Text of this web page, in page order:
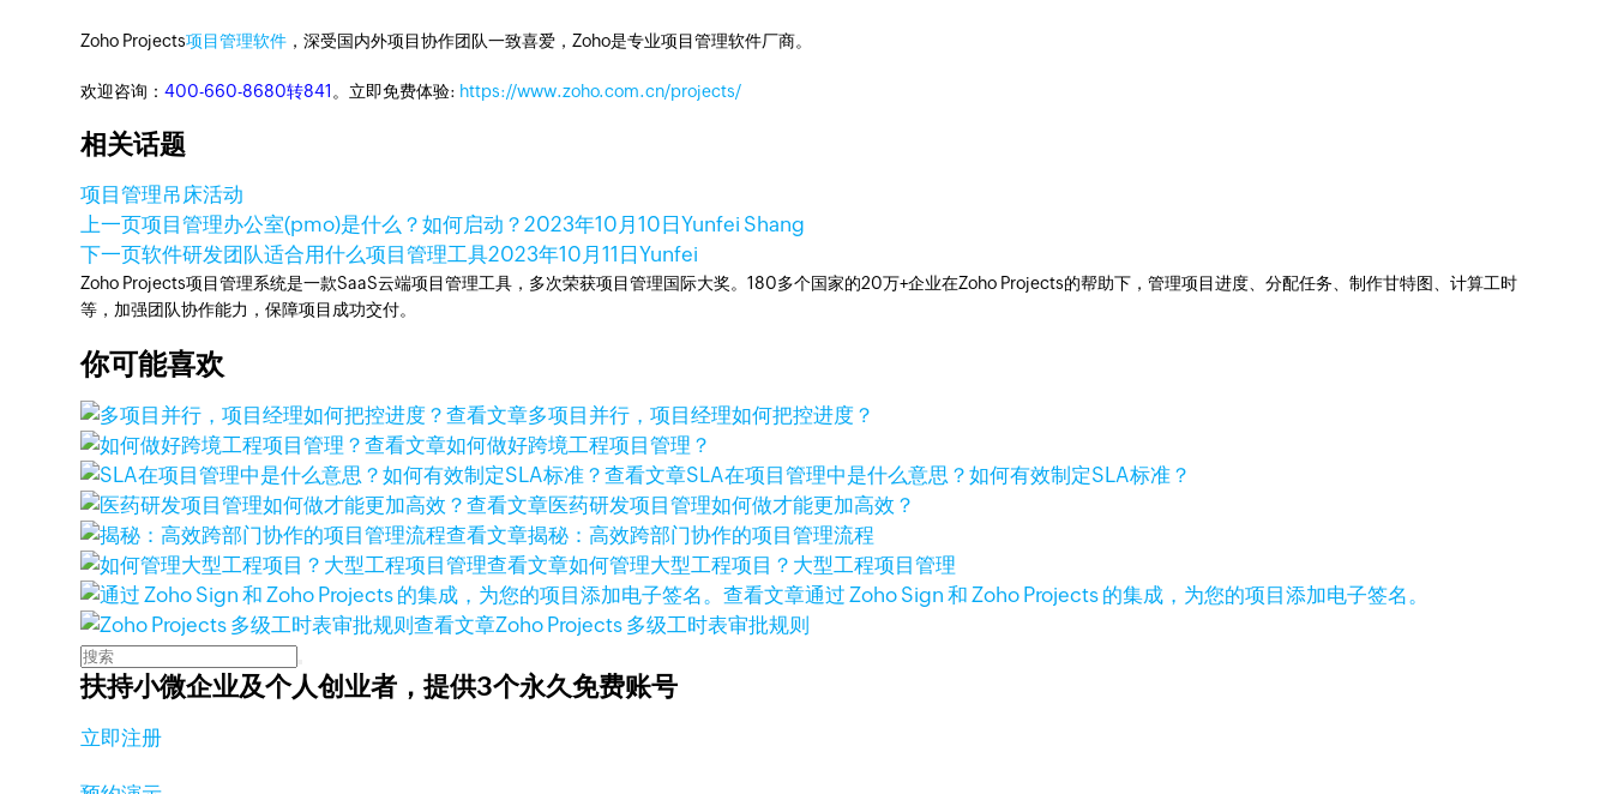
Zoho Projects项目管理软件 ，深受国内外项目协作团队一致喜爱，Zoho是专业项目管理软件厂商。
欢迎咨询：400-660-8680转841 。立即免费体验: https://www.zoho.com.cn/projects/
相关话题
项目管理吊床活动
上一页项目管理办公室(pmo)是什么？如何启动？2023年10月10日Yunfei Shang
下一页软件研发团队适合用什么项目管理工具2023年10月11日Yunfei
Zoho Projects项目管理系统是一款SaaS云端项目管理工具，多次荣获项目管理国际大奖。180多个国家的20万+企业在Zoho Projects的帮助下，管理项目进度、分配任务、制作甘特图、计算工时
等，加强团队协作能力，保障项目成功交付。
你可能喜欢
查看文章多项目并行，项目经理如何把控进度？
查看文章如何做好跨境工程项目管理？
查看文章SLA在项目管理中是什么意思？如何有效制定SLA标准？
查看文章医药研发项目管理如何做才能更加高效？
查看文章揭秘：高效跨部门协作的项目管理流程
查看文章如何管理大型工程项目？大型工程项目管理
查看文章通过 Zoho Sign 和 Zoho Projects 的集成，为您的项目添加电子签名。
查看文章Zoho Projects 多级工时表审批规则
扶持小微企业及个人创业者，提供3个永久免费账号
立即注册